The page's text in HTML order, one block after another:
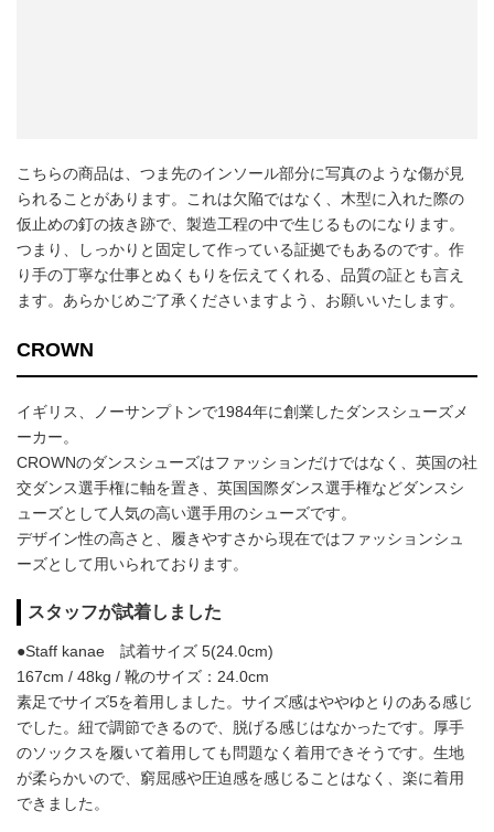
こちらの商品は、つま先のインソール部分に写真のような傷が見
られることがあります。これは欠陥ではなく、木型に入れた際の
仮止めの釘の抜き跡で、製造工程の中で生じるものになります。
つまり、しっかりと固定して作っている証拠でもあるのです。作
り手の丁寧な仕事とぬくもりを伝えてくれる、品質の証とも言え
ます。あらかじめご了承くださいますよう、お願いいたします。
CROWN
イギリス、ノーサンプトンで1984年に創業したダンスシューズメ
ーカー。
CROWNのダンスシューズはファッションだけではなく、英国の社
交ダンス選手権に軸を置き、英国国際ダンス選手権などダンスシ
ューズとして人気の高い選手用のシューズです。
デザイン性の高さと、履きやすさから現在ではファッションシュ
ーズとして用いられております。
スタッフが試着しました
●Staff kanae 試着サイズ 5(24.0cm)
167cm / 48kg / 靴のサイズ：24.0cm
素足でサイズ5を着用しました。サイズ感はややゆとりのある感じ
でした。紐で調節できるので、脱げる感じはなかったです。厚手
のソックスを履いて着用しても問題なく着用できそうです。生地
が柔らかいので、窮屈感や圧迫感を感じることはなく、楽に着用
できました。